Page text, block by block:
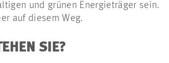
und grünen Energieträger sein.
auf diesem Weg.
SIE?